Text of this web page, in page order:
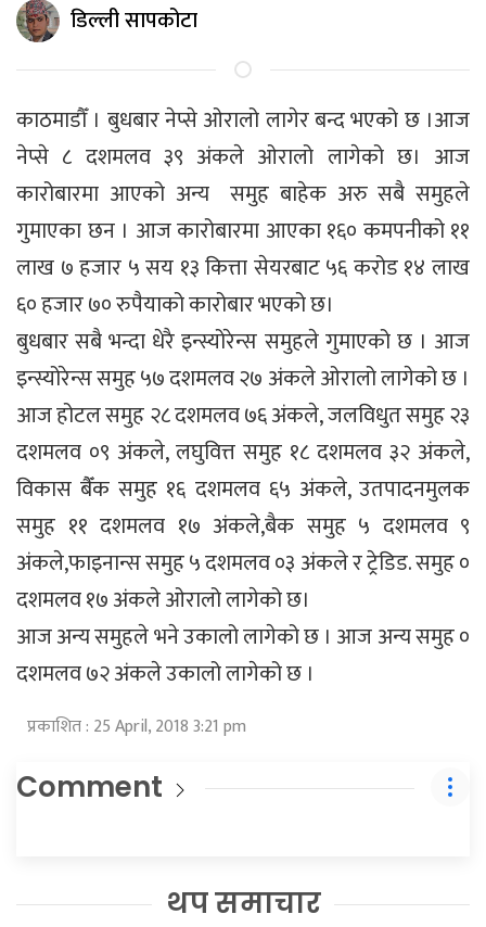
डिल्ली सापकोटा
काठमाडौँ । बुधबार नेप्से ओरालो लागेर बन्द भएको छ ।आज
नेप्से ८ दशमलव ३९ अंकले ओरालो लागेको छ। आज
कारोबारमा आएको अन्य समुह बाहेक अरु सबै समुहले
गुमाएका छन । आज कारोबारमा आएका १६० कमपनीको ११
लाख ७ हजार ५ सय १३ कित्ता सेयरबाट ५६ करोड १४ लाख
६० हजार ७० रुपैयाको कारोबार भएको छ।
बुधबार सबै भन्दा धेरै इन्स्योरेन्स समुहले गुमाएको छ । आज
इन्स्योरेन्स समुह ५७ दशमलव २७ अंकले ओरालो लागेको छ ।
आज होटल समुह २८ दशमलव ७६ अंकले, जलविधुत समुह २३
दशमलव ०९ अंकले, लघुवित्त समुह १८ दशमलव ३२ अंकले,
विकास बैँक समुह १६ दशमलव ६५ अंकले, उतपादनमुलक
समुह ११ दशमलव १७ अंकले,बैक समुह ५ दशमलव ९
अंकले,फाइनान्स समुह ५ दशमलव ०३ अंकले र ट्रेडिड. समुह ०
दशमलव १७ अंकले ओरालो लागेको छ।
आज अन्य समुहले भने उकालो लागेको छ । आज अन्य समुह ०
दशमलव ७२ अंकले उकालो लागेको छ ।
प्रकाशित : 25 April, 2018 3:21 pm
Comment
थप समाचार